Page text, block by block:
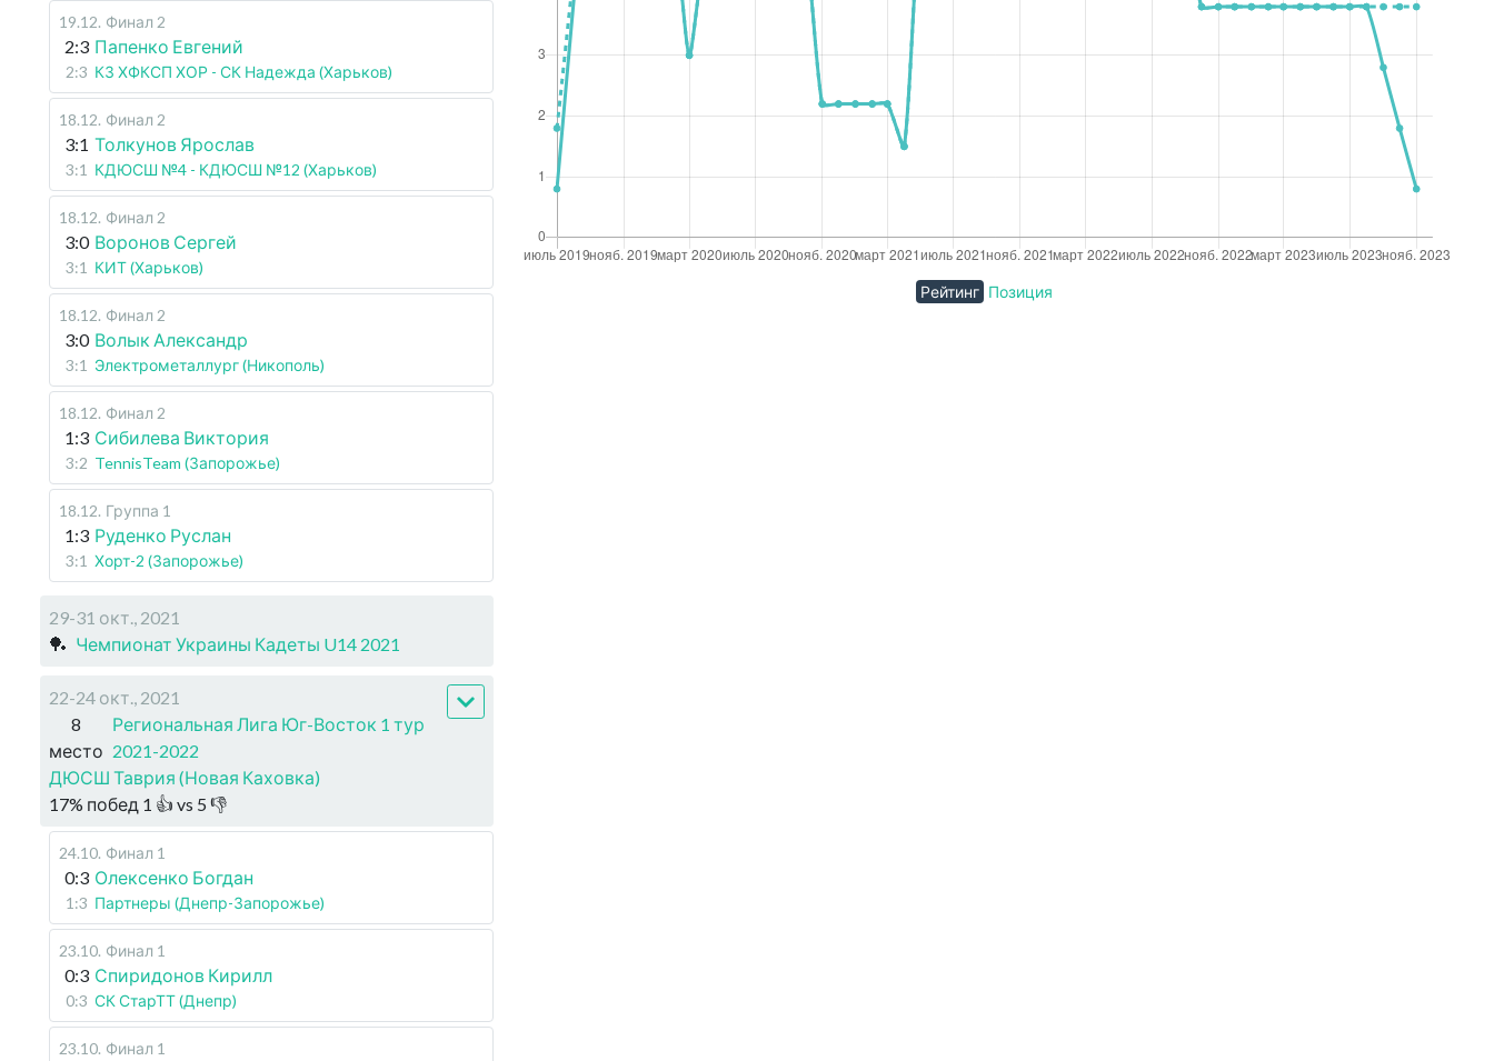
19.12. Финал 2
2:3 Папенко Евгений
2:3 КЗ ХФКСП ХОР - СК Надежда (Харьков)
18.12. Финал 2
3:1 Толкунов Ярослав
3:1 КДЮСШ №4 - КДЮСШ №12 (Харьков)
18.12. Финал 2
3:0 Воронов Сергей
3:1 КИТ (Харьков)
18.12. Финал 2
3:0 Волык Александр
3:1 Электрометаллург (Никополь)
18.12. Финал 2
1:3 Сибилева Виктория
3:2 TennisTeam (Запорожье)
18.12. Группа 1
1:3 Руденко Руслан
3:1 Хорт-2 (Запорожье)
29-31 окт., 2021
🏓 Чемпионат Украины Кадеты U14 2021
22-24 окт., 2021
8
место
Региональная Лига Юг-Восток 1 тур
2021-2022
ДЮСШ Таврия (Новая Каховка)
17% побед 1 👍 vs 5 👎
24.10. Финал 1
0:3 Олексенко Богдан
1:3 Партнеры (Днепр-Запорожье)
23.10. Финал 1
0:3 Спиридонов Кирилл
0:3 СК СтарТТ (Днепр)
23.10. Финал 1
Рейтинг Позиция